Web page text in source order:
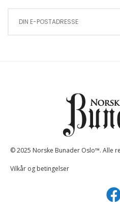
© 2025 Norske Bunader Oslo™. Alle
Vilkår og betingelser